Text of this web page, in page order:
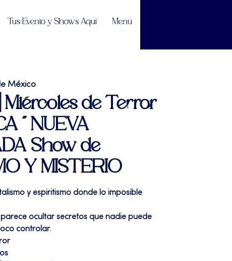
Tus Evento y Shows Aquí Menú
México
de Terror
" NUEVA
Show de
Y MISTERIO
y espiritismo donde lo imposible
ocultar secretos que nadie puede
controlar.